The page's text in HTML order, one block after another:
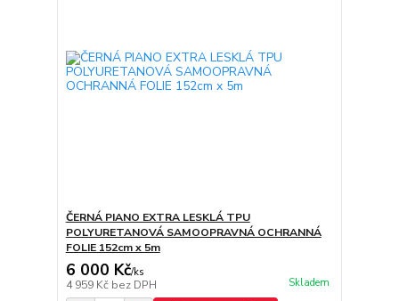
ČERNÁ PIANO EXTRA LESKLÁ TPU
POLYURETANOVÁ SAMOOPRAVNÁ OCHRANNÁ
FOLIE 152cm x 5m
6 000 Kč/ks
4 959 Kč bez DPH Skladem